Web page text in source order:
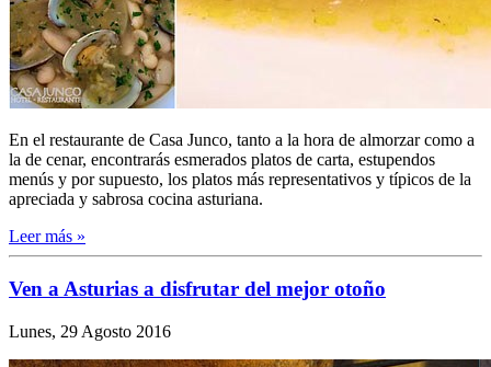
En el restaurante de Casa Junco, tanto a la hora de almorzar como a
la de cenar, encontrarás esmerados platos de carta, estupendos
menús y por supuesto, los platos más representativos y típicos de la
apreciada y sabrosa cocina asturiana.
Leer más »
Ven a Asturias a disfrutar del mejor otoño
Lunes, 29 Agosto 2016